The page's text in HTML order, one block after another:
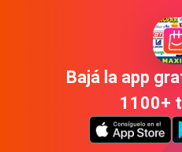
Bajá la app
1100+